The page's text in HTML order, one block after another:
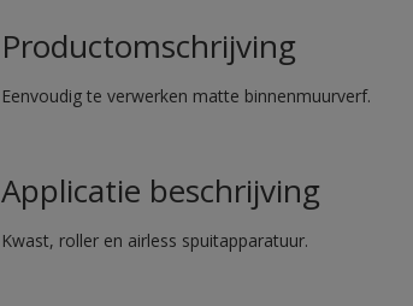
Productomschrijving
Eenvoudig te verwerken matte binnenmuurverf.
Applicatie beschrijving
Kwast, roller en airless spuitapparatuur.